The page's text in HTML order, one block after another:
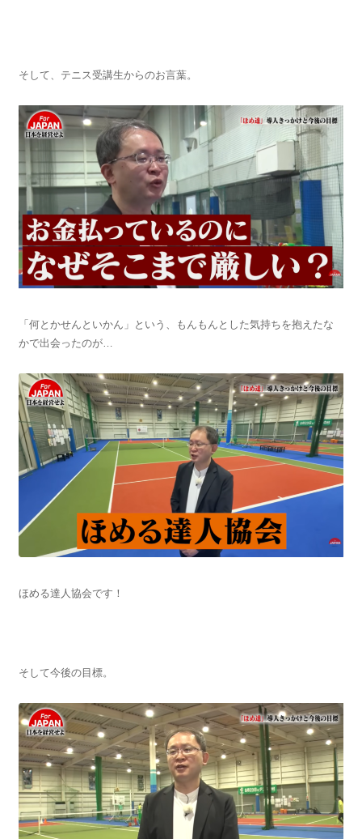
そして、テニス受講生からのお言葉。
「何とかせんといかん」という、もんもんとした気持ちを抱えたな
かで出会ったのが…
ほめる達人協会です！
そして今後の目標。